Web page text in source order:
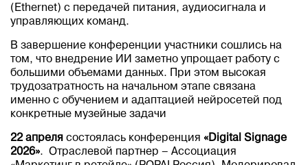
(Ethernet) с передачей питания, аудиосигнала и
управляющих команд.
В завершение конференции участники сошлись на
том, что внедрение ИИ заметно упрощает работу с
большими объемами данных. При этом высокая
трудозатратность на начальном этапе связана
именно с обучением и адаптацией нейросетей под
конкретные музейные задачи
22 апреля состоялась конференция «Digital Signage
2026». Отраслевой партнер – Ассоциация